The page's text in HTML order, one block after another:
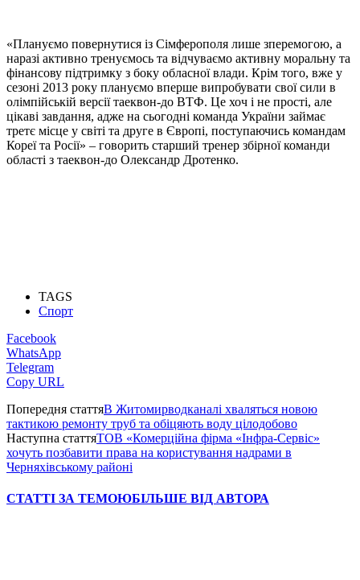
«Плануємо повернутися із Сімферополя лише зперемогою, а
наразі активно тренуємось та відчуваємо активну моральну та
фінансову підтримку з боку обласної влади. Крім того, вже у
сезоні 2013 року плануємо вперше випробувати свої сили в
олімпійській версії таеквон-до ВТФ. Це хоч і не прості, але
цікаві завдання, адже на сьогодні команда України займає
третє місце у світі та друге в Європі, поступаючись командам
Кореї та Росії» – говорить старший тренер збірної команди
області з таеквон-до Олександр Дротенко.
TAGS
Спорт
Facebook
WhatsApp
Telegram
Copy URL
Попередня статтяВ Житомирводканалі хваляться новою
тактикою ремонту труб та обіцяють воду цілодобово
Наступна статтяТОВ «Комерційна фірма «Інфра-Сервіс»
хочуть позбавити права на користування надрами в
Черняхівському районі
СТАТТІ ЗА ТЕМОЮБІЛЬШЕ ВІД АВТОРА